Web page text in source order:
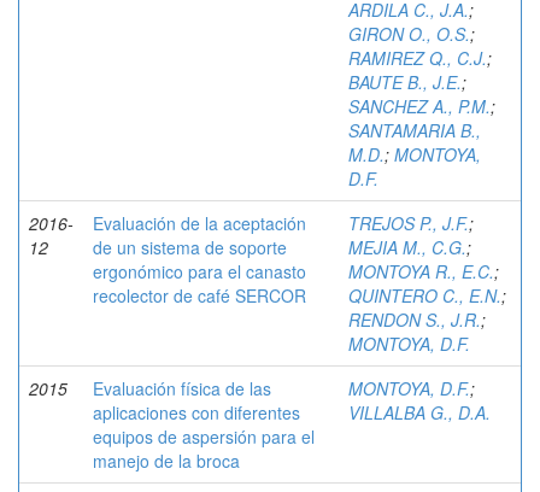
ARDILA C., J.A.;
GIRON O., O.S.;
RAMIREZ Q., C.J.;
BAUTE B., J.E.;
SANCHEZ A., P.M.;
SANTAMARIA B.,
M.D.; MONTOYA,
D.F.
2016-
12
Evaluación de la aceptación
de un sistema de soporte
ergonómico para el canasto
recolector de café SERCOR
TREJOS P., J.F.;
MEJIA M., C.G.;
MONTOYA R., E.C.;
QUINTERO C., E.N.;
RENDON S., J.R.;
MONTOYA, D.F.
2015
Evaluación física de las
aplicaciones con diferentes
equipos de aspersión para el
manejo de la broca
MONTOYA, D.F.;
VILLALBA G., D.A.